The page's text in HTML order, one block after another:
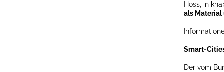
Höss, in
als
Smart-
Der vom